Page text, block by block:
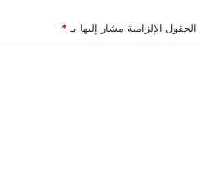
الحقول الإلزامية مشار إليها بـ *